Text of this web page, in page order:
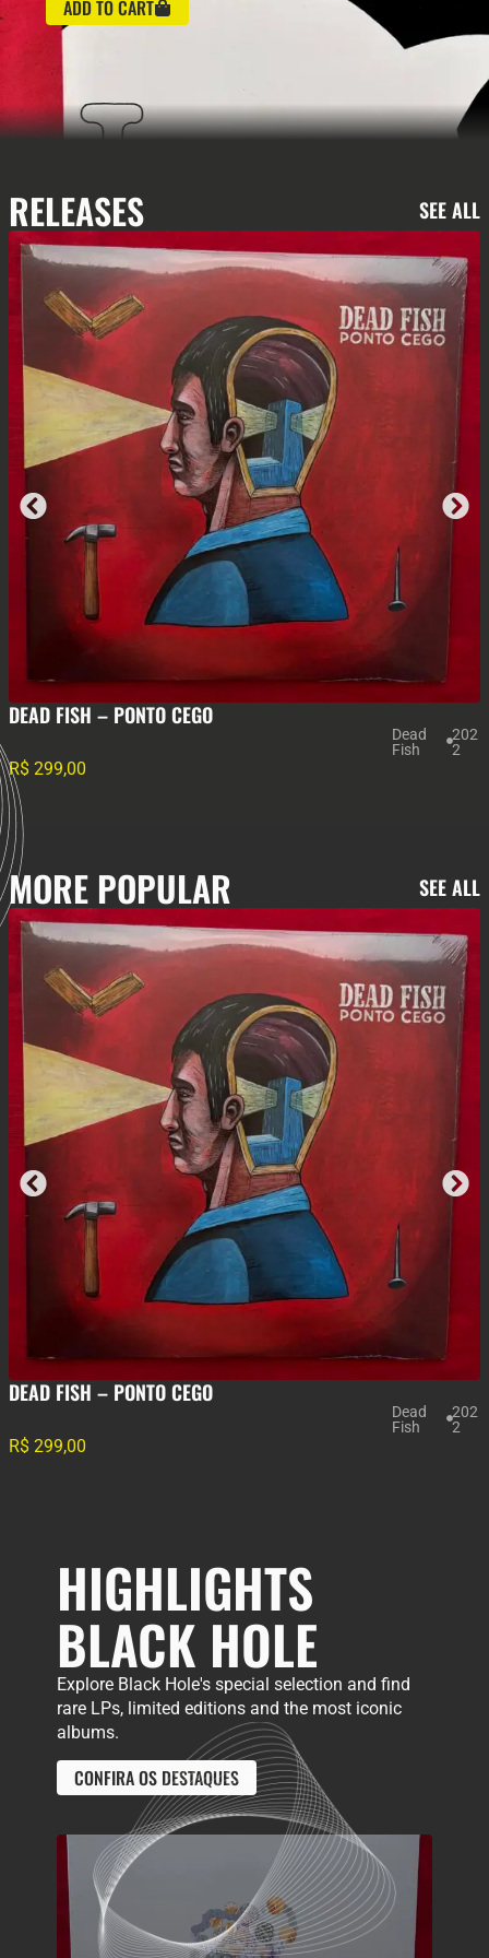
obra-prima autoral que ecoa a rica e profunda
tradição da música popular brasileira.
RELEASES SEE ALL
MAGLORE – III
Maglo
re
201
5
R$ 380,00
MORE POPULAR SEE ALL
MAGLORE – III
Maglo
re
201
5
R$ 380,00
HIGHLIGHTS
BLACK HOLE
Explore Black Hole's special selection and find
rare LPs, limited editions and the most iconic
albums.
CONFIRA OS DESTAQUES